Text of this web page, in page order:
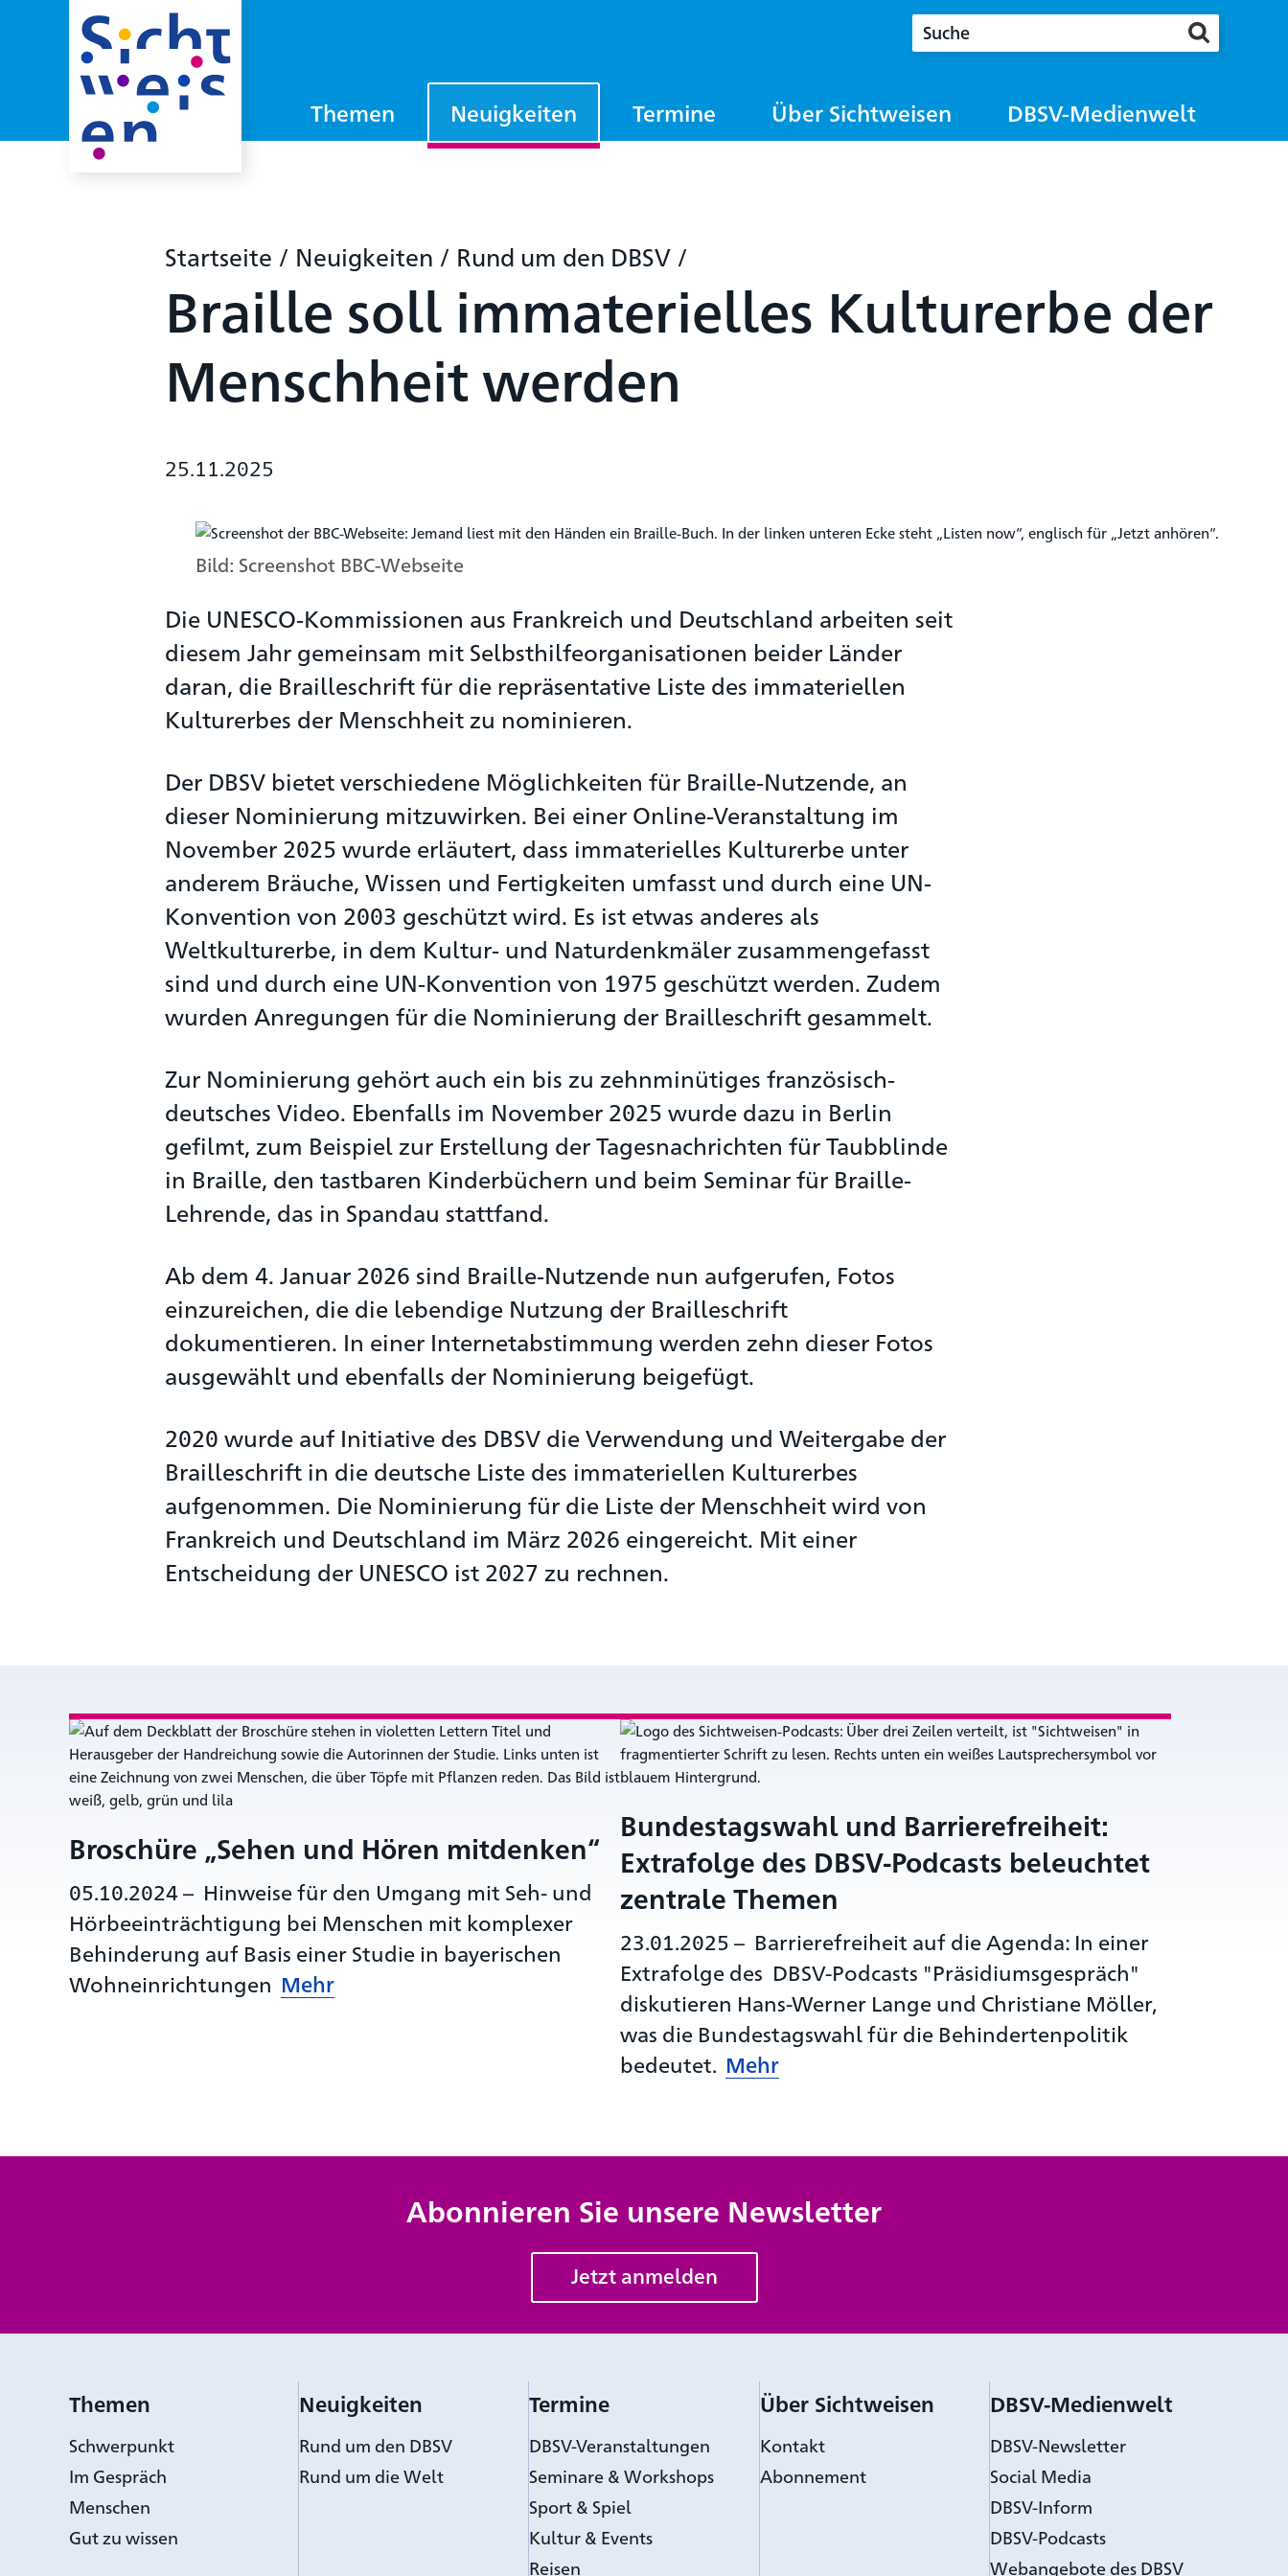
Themen Neuigkeiten Termine Über Sichtweisen DBSV-Medienwelt
Startseite / Neuigkeiten / Rund um den DBSV /
Braille soll immaterielles Kulturerbe der
Menschheit werden
25.11.2025
Bild: Screenshot BBC-Webseite
Die UNESCO-Kommissionen aus Frankreich und Deutschland arbeiten seit
diesem Jahr gemeinsam mit Selbsthilfeorganisationen beider Länder
daran, die Brailleschrift für die repräsentative Liste des immateriellen
Kulturerbes der Menschheit zu nominieren.
Der DBSV bietet verschiedene Möglichkeiten für Braille-Nutzende, an
dieser Nominierung mitzuwirken. Bei einer Online-Veranstaltung im
November 2025 wurde erläutert, dass immaterielles Kulturerbe unter
anderem Bräuche, Wissen und Fertigkeiten umfasst und durch eine UN-
Konvention von 2003 geschützt wird. Es ist etwas anderes als
Weltkulturerbe, in dem Kultur- und Naturdenkmäler zusammengefasst
sind und durch eine UN-Konvention von 1975 geschützt werden. Zudem
wurden Anregungen für die Nominierung der Brailleschrift gesammelt.
Zur Nominierung gehört auch ein bis zu zehnminütiges französisch-
deutsches Video. Ebenfalls im November 2025 wurde dazu in Berlin
gefilmt, zum Beispiel zur Erstellung der Tagesnachrichten für Taubblinde
in Braille, den tastbaren Kinderbüchern und beim Seminar für Braille-
Lehrende, das in Spandau stattfand.
Ab dem 4. Januar 2026 sind Braille-Nutzende nun aufgerufen, Fotos
einzureichen, die die lebendige Nutzung der Brailleschrift
dokumentieren. In einer Internetabstimmung werden zehn dieser Fotos
ausgewählt und ebenfalls der Nominierung beigefügt.
2020 wurde auf Initiative des DBSV die Verwendung und Weitergabe der
Brailleschrift in die deutsche Liste des immateriellen Kulturerbes
aufgenommen. Die Nominierung für die Liste der Menschheit wird von
Frankreich und Deutschland im März 2026 eingereicht. Mit einer
Entscheidung der UNESCO ist 2027 zu rechnen.
Broschüre „Sehen und Hören mitdenken“
05.10.2024 – Hinweise für den Umgang mit Seh- und
Hörbeeinträchtigung bei Menschen mit komplexer
Behinderung auf Basis einer Studie in bayerischen
Wohneinrichtungen Mehr
Bundestagswahl und Barrierefreiheit:
Extrafolge des DBSV-Podcasts beleuchtet
zentrale Themen
23.01.2025 – Barrierefreiheit auf die Agenda: In einer
Extrafolge des DBSV-Podcasts "Präsidiumsgespräch"
diskutieren Hans-Werner Lange und Christiane Möller,
was die Bundestagswahl für die Behindertenpolitik
bedeutet. Mehr
Abonnieren Sie unsere Newsletter
Jetzt anmelden
Themen
Schwerpunkt
Im Gespräch
Menschen
Gut zu wissen
Neuigkeiten
Rund um den DBSV
Rund um die Welt
Termine
DBSV-Veranstaltungen
Seminare & Workshops
Sport & Spiel
Kultur & Events
Reisen
Über Sichtweisen
Kontakt
Abonnement
DBSV-Medienwelt
DBSV-Newsletter
Social Media
DBSV-Inform
DBSV-Podcasts
Webangebote des DBSV